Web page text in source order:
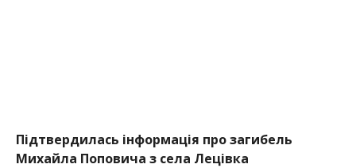
Підтвердилась інформація про загибель
Михайла Поповича з села Лецівка